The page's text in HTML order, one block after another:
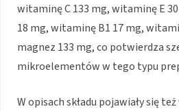
witaminę C 133 mg, witaminę E
18 mg, witaminę B1 17 mg,
magnez 133 mg, co potwierdza
mikroelementów w tego typu
W opisach składu pojawiały się